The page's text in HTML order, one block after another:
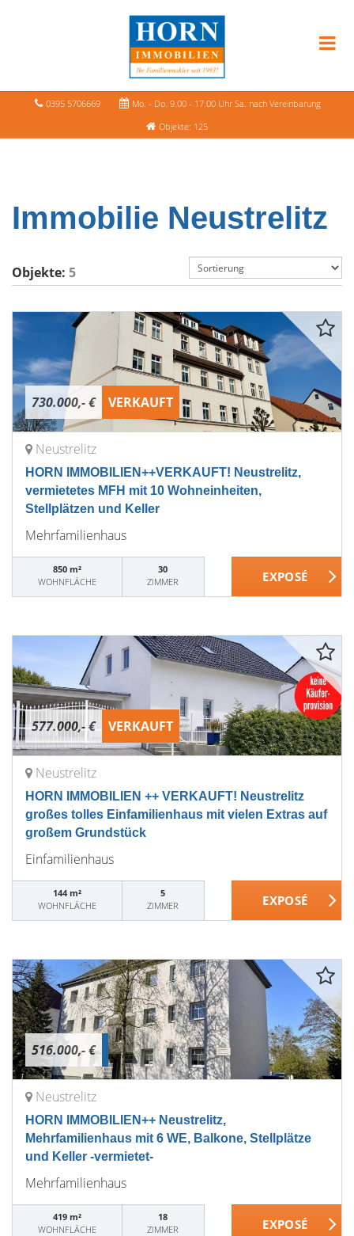
0395 5706669
Mo. - Do. 9.00 - 17.00 Uhr Sa. nach Vereinbarung
Objekte: 125
Immobilie Neustrelitz
Objekte: 5
730.000,- € VERKAUFT
Neustrelitz
HORN IMMOBILIEN++VERKAUFT! Neustrelitz,
vermietetes MFH mit 10 Wohneinheiten,
Stellplätzen und Keller
Mehrfamilienhaus
850 m²
WOHNFLÄCHE
30
ZIMMER
577.000,- € VERKAUFT
Neustrelitz
HORN IMMOBILIEN ++ VERKAUFT! Neustrelitz
großes tolles Einfamilienhaus mit vielen Extras auf
großem Grundstück
Einfamilienhaus
144 m²
WOHNFLÄCHE
5
ZIMMER
516.000,- €
Neustrelitz
HORN IMMOBILIEN++ Neustrelitz,
Mehrfamilienhaus mit 6 WE, Balkone, Stellplätze
und Keller -vermietet-
Mehrfamilienhaus
419 m²
WOHNFLÄCHE
18
ZIMMER